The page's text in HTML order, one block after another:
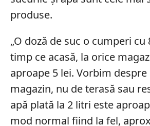
produse.
„O doză de suc o cumperi cu
timp ce acasă, la orice
aproape 5 lei. Vorbim
magazin, nu de terasă sau
apă plată la 2 litri este
mod normal fiind la fel,